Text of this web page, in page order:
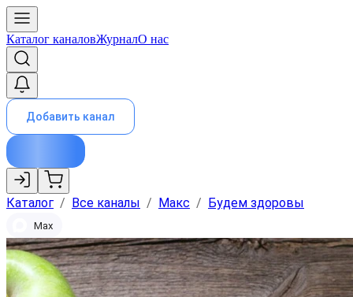
Каталог каналовЖурналО нас
Добавить канал
Каталог / Все каналы / Макс / Будем здоровы
Max